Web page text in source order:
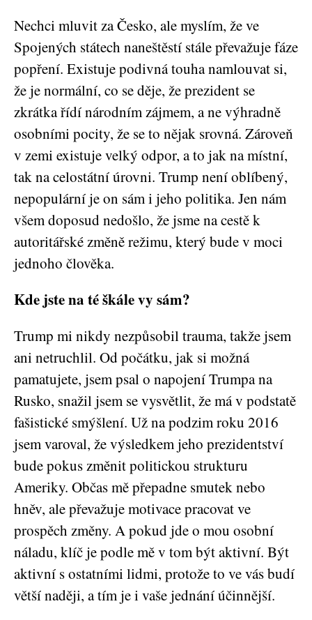
Nechci mluvit za Česko, ale myslím, že ve
Spojených státech naneštěstí stále převažuje fáze
popření. Existuje podivná touha namlouvat si,
že je normální, co se děje, že prezident se
zkrátka řídí národním zájmem, a ne výhradně
osobními pocity, že se to nějak srovná. Zároveň
v zemi existuje velký odpor, a to jak na místní,
tak na celostátní úrovni. Trump není oblíbený,
nepopulární je on sám i jeho politika. Jen nám
všem doposud nedošlo, že jsme na cestě k
autoritářské změně režimu, který bude v moci
jednoho člověka.
Kde jste na té škále vy sám?
Trump mi nikdy nezpůsobil trauma, takže jsem
ani netruchlil. Od počátku, jak si možná
pamatujete, jsem psal o napojení Trumpa na
Rusko, snažil jsem se vysvětlit, že má v podstatě
fašistické smýšlení. Už na podzim roku 2016
jsem varoval, že výsledkem jeho prezidentství
bude pokus změnit politickou strukturu
Ameriky. Občas mě přepadne smutek nebo
hněv, ale převažuje motivace pracovat ve
prospěch změny. A pokud jde o mou osobní
náladu, klíč je podle mě v tom být aktivní. Být
aktivní s ostatními lidmi, protože to ve vás budí
větší naději, a tím je i vaše jednání účinnější.